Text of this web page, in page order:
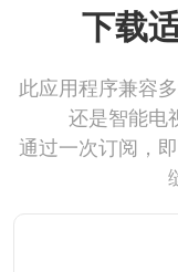
下载
此应用程序兼容
还是智能电
通过一次订阅，